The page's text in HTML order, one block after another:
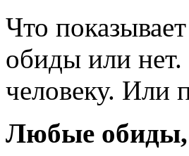
Что
обиды или
человеку. Или
Любые обиды,